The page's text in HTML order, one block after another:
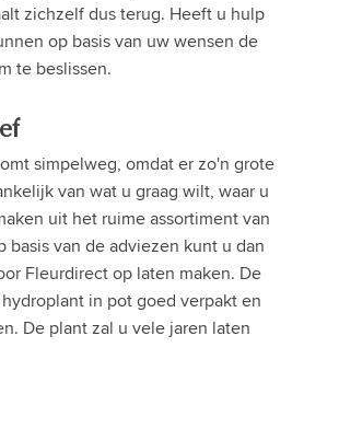
zichzelf dus terug. Heeft u hulp
op basis van uw wensen de
te beslissen.
simpelweg, omdat er zo'n grote
van wat u graag wilt, waar u
uit het ruime assortiment van
van de adviezen kunt u dan
Fleurdirect op laten maken. De
in pot goed verpakt en
De plant zal u vele jaren laten